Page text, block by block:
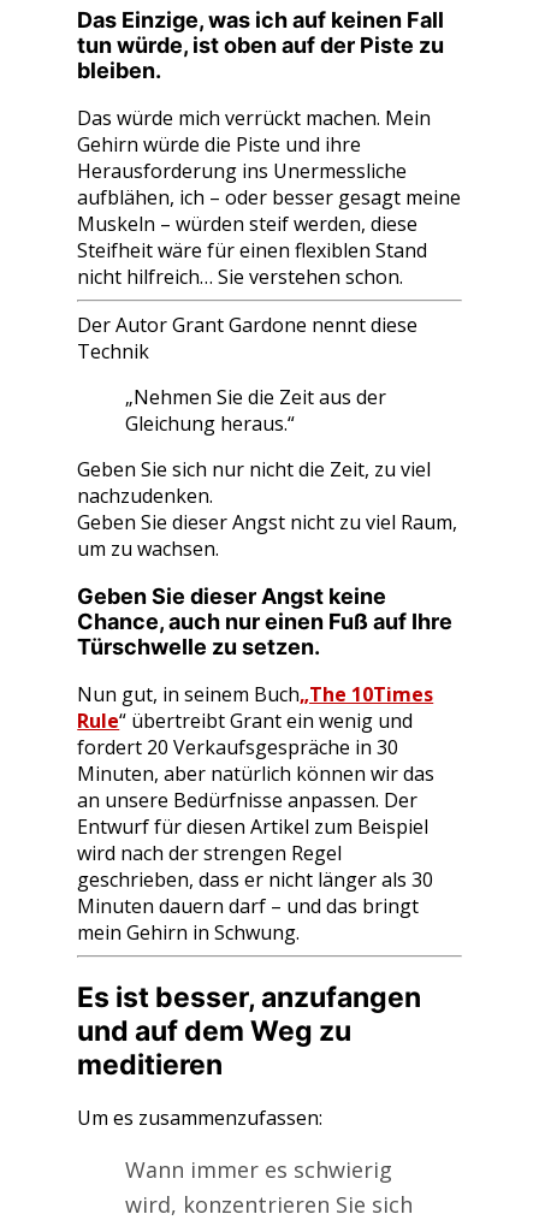
Das Einzige, was ich auf keinen Fall
tun würde, ist oben auf der Piste zu
bleiben.
Das würde mich verrückt machen. Mein
Gehirn würde die Piste und ihre
Herausforderung ins Unermessliche
aufblähen, ich – oder besser gesagt meine
Muskeln – würden steif werden, diese
Steifheit wäre für einen flexiblen Stand
nicht hilfreich… Sie verstehen schon.
Der Autor Grant Gardone nennt diese
Technik
„Nehmen Sie die Zeit aus der
Gleichung heraus.“
Geben Sie sich nur nicht die Zeit, zu viel
nachzudenken.
Geben Sie dieser Angst nicht zu viel Raum,
um zu wachsen.
Geben Sie dieser Angst keine
Chance, auch nur einen Fuß auf Ihre
Türschwelle zu setzen.
Nun gut, in seinem Buch„The 10Times
Rule“ übertreibt Grant ein wenig und
fordert 20 Verkaufsgespräche in 30
Minuten, aber natürlich können wir das
an unsere Bedürfnisse anpassen. Der
Entwurf für diesen Artikel zum Beispiel
wird nach der strengen Regel
geschrieben, dass er nicht länger als 30
Minuten dauern darf – und das bringt
mein Gehirn in Schwung.
Es ist besser, anzufangen
und auf dem Weg zu
meditieren
Um es zusammenzufassen:
Wann immer es schwierig
wird, konzentrieren Sie sich